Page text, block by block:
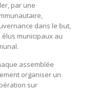
par une
dans le but,
élus municipaux au
assemblée
organiser un
sur